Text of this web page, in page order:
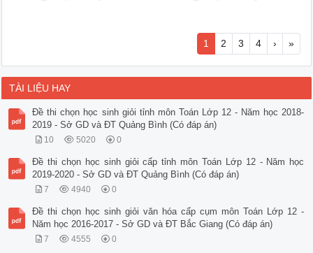
1 2 3 4 › »
TÀI LIỆU HAY
Đề thi chọn học sinh giỏi tỉnh môn Toán Lớp 12 - Năm học 2018-
2019 - Sở GD và ĐT Quảng Bình (Có đáp án)
10 5020 0
Đề thi chọn học sinh giỏi cấp tỉnh môn Toán Lớp 12 - Năm học
2019-2020 - Sở GD và ĐT Quảng Bình (Có đáp án)
7 4940 0
Đề thi chọn học sinh giỏi văn hóa cấp cụm môn Toán Lớp 12 -
Năm học 2016-2017 - Sở GD và ĐT Bắc Giang (Có đáp án)
7 4555 0